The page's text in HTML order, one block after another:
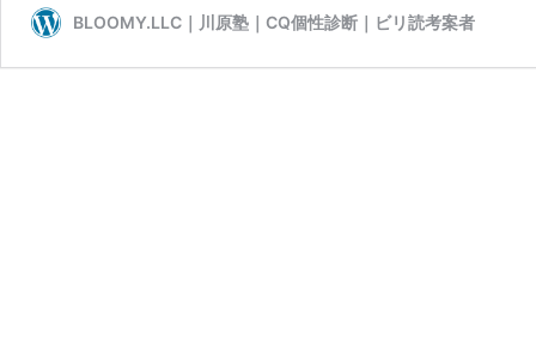
BLOOMY.LLC｜川原塾｜CQ個性診断｜ビリ読考案者